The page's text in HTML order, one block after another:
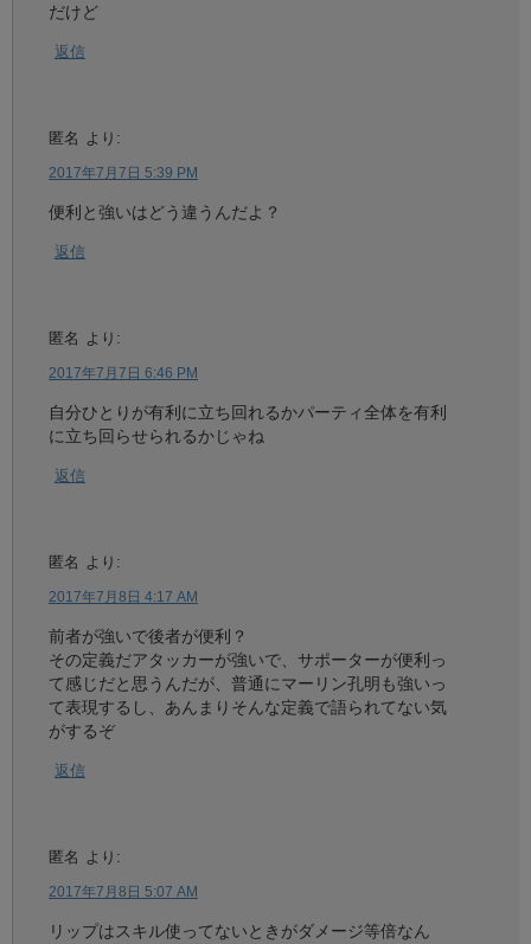
だけど
返信
匿名 より:
2017年7月7日 5:39 PM
便利と強いはどう違うんだよ？
返信
匿名 より:
2017年7月7日 6:46 PM
自分ひとりが有利に立ち回れるかパーティ全体を有利
に立ち回らせられるかじゃね
返信
匿名 より:
2017年7月8日 4:17 AM
前者が強いで後者が便利？
その定義だアタッカーが強いで、サポーターが便利っ
て感じだと思うんだが、普通にマーリン孔明も強いっ
て表現するし、あんまりそんな定義で語られてない気
がするぞ
返信
匿名 より:
2017年7月8日 5:07 AM
リップはスキル使ってないときがダメージ等倍なん